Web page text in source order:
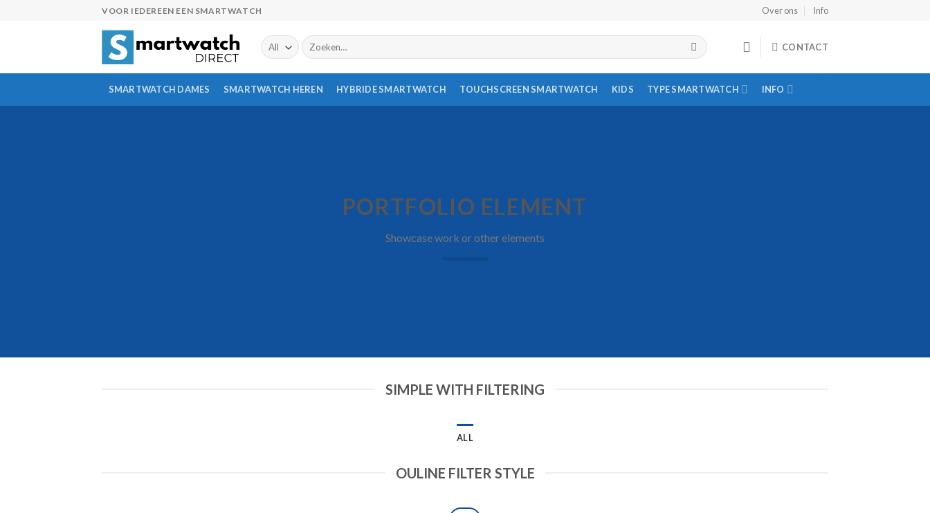
VOOR IEDEREEN EEN SMARTWATCH Over ons Info
Zoeken
naar:
CONTACT
SMARTWATCH DAMES SMARTWATCH HEREN HYBRIDE SMARTWATCH TOUCHSCREEN SMARTWATCH KIDS TYPE SMARTWATCH INFO
PORTFOLIO ELEMENT
Showcase work or other elements
SIMPLE WITH FILTERING
ALL
OULINE FILTER STYLE